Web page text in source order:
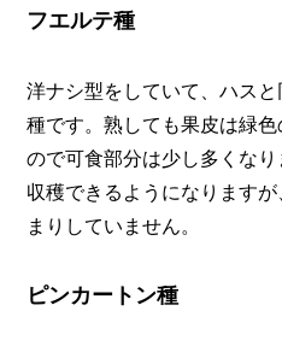
フエルテ種
洋ナシ型をしていて、ハス
種です。熟しても果皮は緑
ので可食部分は少し多くな
収穫できるようになります
まりしていません。
ピンカートン種